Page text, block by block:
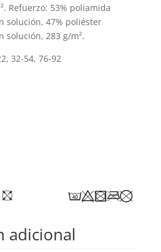
Refuerzo: 53% poliamida
solución, 47% poliéster
solución, 283 g/m².
32-54, 76-92
adicional